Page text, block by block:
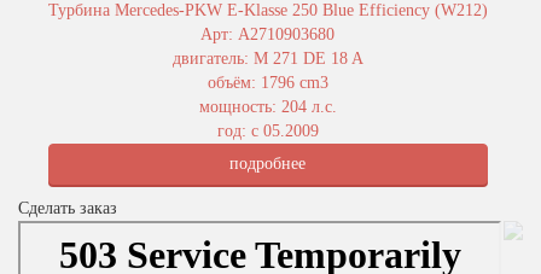
Турбина Mercedes-PKW E-Klasse 250 Blue Efficiency (W212)
Арт: A2710903680
двигатель: M 271 DE 18 A
объём: 1796 cm3
мощность: 204 л.с.
год: с 05.2009
подробнее
Сделать заказ